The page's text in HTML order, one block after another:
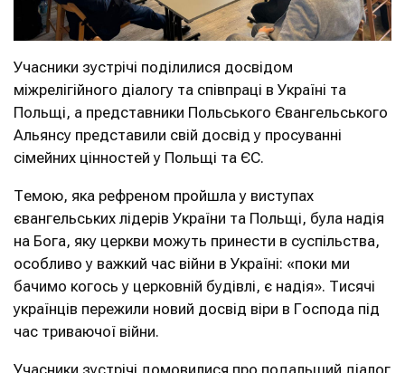
Учасники зустрічі поділилися досвідом
міжрелігійного діалогу та співпраці в Україні та
Польщі, а представники Польського Євангельського
Альянсу представили свій досвід у просуванні
сімейних цінностей у Польщі та ЄС.
Темою, яка рефреном пройшла у виступах
євангельських лідерів України та Польщі, була надія
на Бога, яку церкви можуть принести в суспільства,
особливо у важкий час війни в Україні: «поки ми
бачимо когось у церковній будівлі, є надія». Тисячі
українців пережили новий досвід віри в Господа під
час триваючої війни.